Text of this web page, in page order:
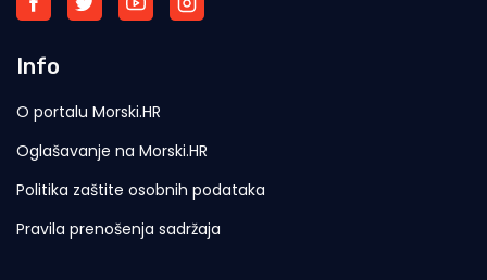
Info
O portalu Morski.HR
Oglašavanje na Morski.HR
Politika zaštite osobnih podataka
Pravila prenošenja sadržaja